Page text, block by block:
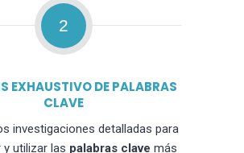
2
EXHAUSTIVO DE PALABRAS
CLAVE
investigaciones detalladas para
y utilizar las palabras clave más